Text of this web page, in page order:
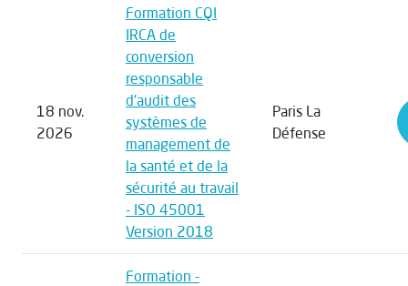
18 nov.
2026
Formation CQI
IRCA de
conversion
responsable
d'audit des
systèmes de
management de
la santé et de la
sécurité au travail
- ISO 45001
Version 2018
Paris La
Défense
Formation -